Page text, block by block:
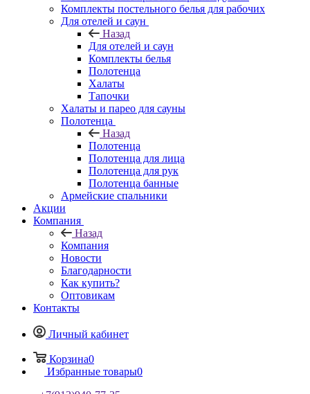
Комплекты постельного белья для рабочих
Для отелей и саун
Назад
Для отелей и саун
Комплекты белья
Полотенца
Халаты
Тапочки
Халаты и парео для сауны
Полотенца
Назад
Полотенца
Полотенца для лица
Полотенца для рук
Полотенца банные
Армейские спальники
Акции
Компания
Назад
Компания
Новости
Благодарности
Как купить?
Оптовикам
Контакты
Личный кабинет
Корзина0
Избранные товары0